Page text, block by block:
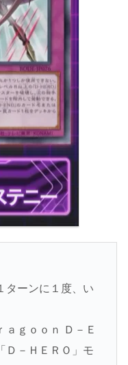
ーンに１度、い
ｇｏｏｎ Ｄ－Ｅ
Ｄ－ＨＥＲＯ」モ